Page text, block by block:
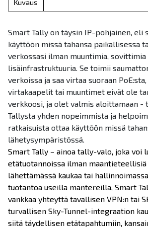
Kuvaus
Smart Tally on täysin IP-pohjainen, eli
käyttöön missä tahansa paikallisessa
verkossasi ilman muuntimia, sovittimia
lisäinfrastruktuuria. Se toimii
verkoissa ja saa virtaa suoraan
virtakaapelit tai muuntimet eivät ole
verkkoosi, ja olet valmis aloittamaan -
Tallysta yhden nopeimmista ja
ratkaisuista ottaa käyttöön missä
lähetysympäristössä.
Smart Tally – ainoa tally-valo, joka voi
etätuotannoissa ilman maantieteellisiä
lähettämässä kaukaa tai
tuotantoa useilla mantereilla, Smart
vankkaa yhteyttä tavallisen VPN:n tai
turvallisen Sky-Tunnel-integraation
siitä täydellisen etätapahtumiin,